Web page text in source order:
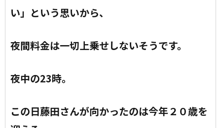
い」という思いから、
夜間料金は一切上乗せしないそうです。
夜中の23時。
この日藤田さんが向かったのは今年２０歳を